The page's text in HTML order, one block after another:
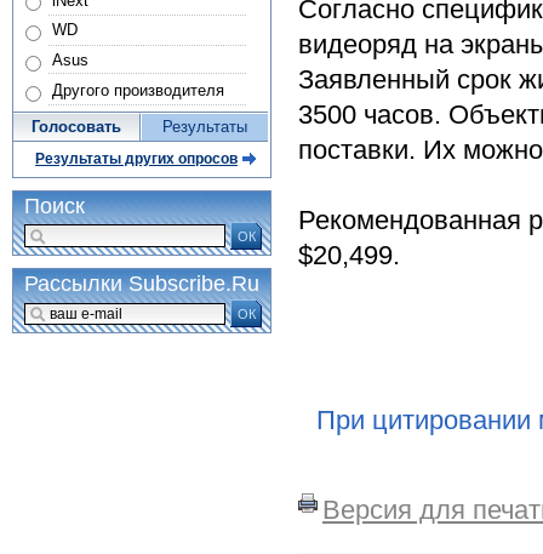
Согласно
видеоряд на
Заявленный срок
3500 часов.
поставки. Их
Рекомендованная
$20,499.
При цитировании
Версия для
WD
Asus
Другого производителя
Голосовать Результаты
Результаты других опросов
Поиск
ОК
Рассылки Subscribe.Ru
ОК